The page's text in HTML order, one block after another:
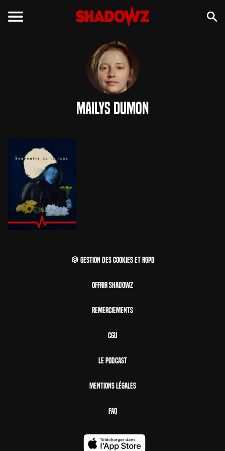
Mailys Dumon
🍪 Gestion des cookies et RGPD
Offrir Shadowz
Remerciements
CGU
Le Podcast
Mentions Légales
FAQ